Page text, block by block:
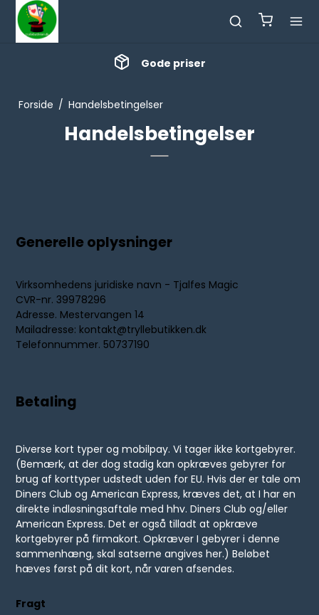
Gode priser
Forside / Handelsbetingelser
Handelsbetingelser
Generelle oplysninger
Virksomhedens juridiske navn - Tjalfes Magic
CVR-nr. 39978296
Adresse. Mestervangen 14
Mailadresse: kontakt@tryllebutikken.dk
Telefonnummer. 50737190
Betaling
Diverse kort typer og mobilpay. Vi tager ikke kortgebyrer.
(Bemærk, at der dog stadig kan opkræves gebyrer for
brug af korttyper udstedt uden for EU. Hvis der er tale om
Diners Club og American Express, kræves det, at I har en
direkte indløsningsaftale med hhv. Diners Club og/eller
American Express. Det er også tilladt at opkræve
kortgebyrer på firmakort. Opkræver I gebyrer i denne
sammenhæng, skal satserne angives her.) Beløbet
hæves først på dit kort, når varen afsendes.
Fragt